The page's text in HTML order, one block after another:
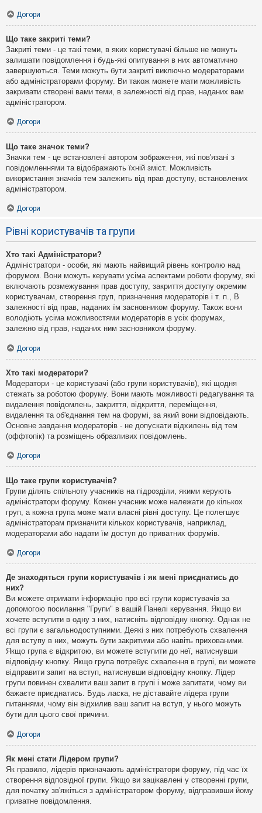
Догори
Що таке закриті теми?
Закриті теми - це такі теми, в яких користувачі більше не можуть
залишати повідомлення і будь-які опитування в них автоматично
завершуються. Теми можуть бути закриті виключно модераторами
або адміністраторами форуму. Ви також можете мати можливість
закривати створені вами теми, в залежності від прав, наданих вам
адміністратором.
Догори
Що таке значок теми?
Значки тем - це встановлені автором зображення, які пов'язані з
повідомленнями та відображають їхній зміст. Можливість
використання значків тем залежить від прав доступу, встановлених
адміністратором.
Догори
Рівні користувачів та групи
Хто такі Адміністратори?
Адміністратори - особи, які мають найвищий рівень контролю над
форумом. Вони можуть керувати усіма аспектами роботи форуму, які
включають розмежування прав доступу, закриття доступу окремим
користувачам, створення груп, призначення модераторів і т. п., В
залежності від прав, наданих їм засновником форуму. Також вони
володіють усіма можливостями модераторів в усіх форумах,
залежно від прав, наданих ним засновником форуму.
Догори
Хто такі модератори?
Модератори - це користувачі (або групи користувачів), які щодня
стежать за роботою форуму. Вони мають можливості редагування та
видалення повідомлень, закриття, відкриття, переміщення,
видалення та об'єднання тем на форумі, за який вони відповідають.
Основне завдання модераторів - не допускати відхилень від тем
(оффтопік) та розміщень образливих повідомлень.
Догори
Що таке групи користувачів?
Групи ділять спільноту учасників на підрозділи, якими керують
адміністратори форуму. Кожен учасник може належати до кількох
груп, а кожна група може мати власні рівні доступу. Це полегшує
адміністраторам призначити кількох користувачів, наприклад,
модераторами або надати їм доступ до приватних форумів.
Догори
Де знаходяться групи користувачів і як мені приєднатись до
них?
Ви можете отримати інформацію про всі групи користувачів за
допомогою посилання "Групи" в вашій Панелі керування. Якщо ви
хочете вступити в одну з них, натисніть відповідну кнопку. Однак не
всі групи є загальнодоступними. Деякі з них потребують схвалення
для вступу в них, можуть бути закритими або навіть прихованими.
Якщо група є відкритою, ви можете вступити до неї, натиснувши
відповідну кнопку. Якщо група потребує схвалення в групі, ви можете
відправити запит на вступ, натиснувши відповідну кнопку. Лідер
групи повинен схвалити ваш запит в групі і може запитати, чому ви
бажаєте приєднатись. Будь ласка, не діставайте лідера групи
питаннями, чому він відхилив ваш запит на вступ, у нього можуть
бути для цього свої причини.
Догори
Як мені стати Лідером групи?
Як правило, лідерів призначають адміністратори форуму, під час їх
створення відповідної групи. Якщо ви зацікавлені у створенні групи,
для початку зв'яжіться з адміністратором форуму, відправивши йому
приватне повідомлення.